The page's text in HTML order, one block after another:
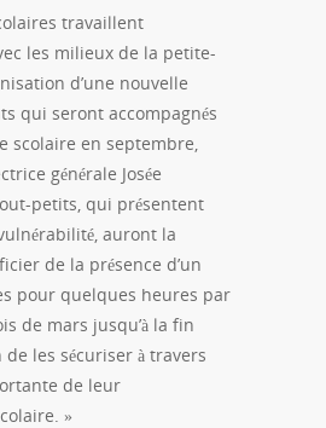
travaillent
les milieux de la petite-
d’une nouvelle
qui seront accompagnés
scolaire en septembre,
générale Josée
petits, qui présentent
auront la
de la présence d’un
pour quelques heures par
de mars jusqu’à la fin
les sécuriser à travers
de leur
»